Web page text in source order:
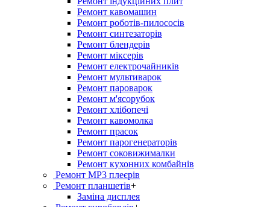
Ремонт кавомашин
Ремонт роботів-пилососів
Ремонт синтезаторів
Ремонт блендерiв
Ремонт мiксерiв
Ремонт електрочайників
Ремонт мультиварок
Ремонт пароварок
Ремонт м'ясорубок
Ремонт хлiбопечi
Ремонт кавомолка
Ремонт прасок
Ремонт парогенераторiв
Ремонт соковижималки
Ремонт кухонних комбайнів
Ремонт MP3 плеєрів
Ремонт планшетів+
Заміна дисплея